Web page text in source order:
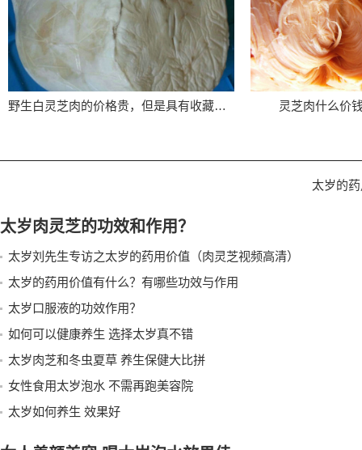
野生白灵芝肉的价格贵，但是具有收藏价值 灵芝肉什么价
太岁的
太岁肉灵芝的功效和作用？
太岁刘先生专访之太岁的药用价值（肉灵芝视频高清）
太岁的药用价值有什么？有哪些功效与作用
太岁口服液的功效作用？
如何可以健康养生 选择太岁真不错
太岁肉芝和冬虫夏草 养生保健大比拼
女性食用太岁泡水 不需再跑美容院
太岁如何养生 效果好